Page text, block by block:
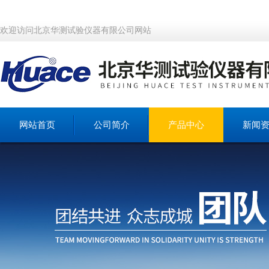
欢迎访问北京华测试验仪器有限公司网站
网站首页 公司简介 产品中心 新闻